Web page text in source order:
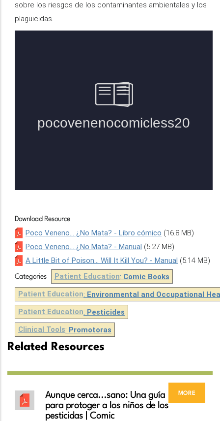
sobre los riesgos de los contaminantes ambientales y los
plaguicidas.
Download Resource
Poco Veneno... ¿No Mata? - Libro cómico (16.8 MB)
Poco Veneno... ¿No Mata? - Manual (5.27 MB)
A Little Bit of Poison... Will It Kill You? - Manual (5.14 MB)
Categories Patient Education: Comic Books
Patient Education: Environmental and Occupational
Patient Education: Pesticides
Clinical Tools: Promotoras
Related Resources
more
Aunque cerca...sano: Una guía
para protoger a los niños de los
pesticidas | Comic